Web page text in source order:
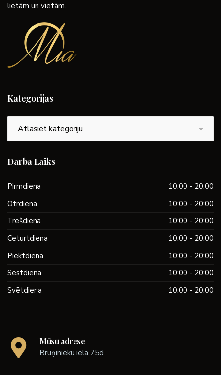
lietām un vietām.
Kategorijas
Darba Laiks
Pirmdiena
10:00 - 20:00
Otrdiena
10:00 - 20:00
Trešdiena
10:00 - 20:00
Ceturtdiena
10:00 - 20:00
Piektdiena
10:00 - 20:00
Sestdiena
10:00 - 20:00
Svētdiena
10:00 - 20:00
Mūsu adrese
Bruņinieku iela 75d